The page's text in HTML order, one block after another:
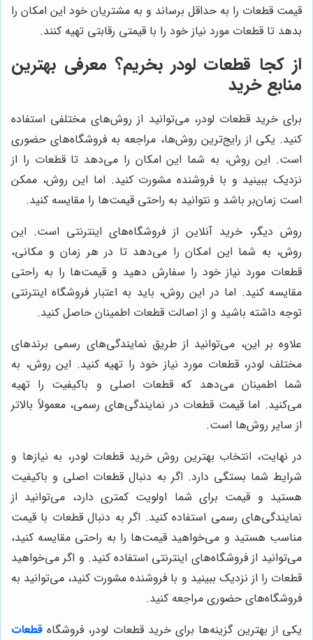
قیمت قطعات را به حداقل برساند و به مشتریان خود این امکان را
بدهد تا قطعات مورد نیاز خود را با قیمتی رقابتی تهیه کنند.
از کجا قطعات لودر بخریم؟ معرفی بهترین
منابع خرید
برای خرید قطعات لودر، می‌توانید از روش‌های مختلفی استفاده
کنید. یکی از رایج‌ترین روش‌ها، مراجعه به فروشگاه‌های حضوری
است. این روش، به شما این امکان را می‌دهد تا قطعات را از
نزدیک ببینید و با فروشنده مشورت کنید. اما این روش، ممکن
است زمان‌بر باشد و نتوانید به راحتی قیمت‌ها را مقایسه کنید.
روش دیگر، خرید آنلاین از فروشگاه‌های اینترنتی است. این
روش، به شما این امکان را می‌دهد تا در هر زمان و مکانی،
قطعات مورد نیاز خود را سفارش دهید و قیمت‌ها را به راحتی
مقایسه کنید. اما در این روش، باید به اعتبار فروشگاه اینترنتی
توجه داشته باشید و از اصالت قطعات اطمینان حاصل کنید.
علاوه بر این، می‌توانید از طریق نمایندگی‌های رسمی برندهای
مختلف لودر، قطعات مورد نیاز خود را تهیه کنید. این روش، به
شما اطمینان می‌دهد که قطعات اصلی و باکیفیت را تهیه
می‌کنید. اما قیمت قطعات در نمایندگی‌های رسمی، معمولاً بالاتر
از سایر روش‌ها است.
در نهایت، انتخاب بهترین روش خرید قطعات لودر، به نیازها و
شرایط شما بستگی دارد. اگر به دنبال قطعات اصلی و باکیفیت
هستید و قیمت برای شما اولویت کمتری دارد، می‌توانید از
نمایندگی‌های رسمی استفاده کنید. اگر به دنبال قطعات با قیمت
مناسب هستید و می‌خواهید قیمت‌ها را به راحتی مقایسه کنید،
می‌توانید از فروشگاه‌های اینترنتی استفاده کنید. و اگر می‌خواهید
قطعات را از نزدیک ببینید و با فروشنده مشورت کنید، می‌توانید به
فروشگاه‌های حضوری مراجعه کنید.
یکی از بهترین گزینه‌ها برای خرید قطعات لودر، فروشگاه قطعات